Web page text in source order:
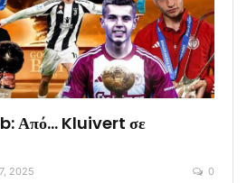
Από… Kluivert σε
2025 0